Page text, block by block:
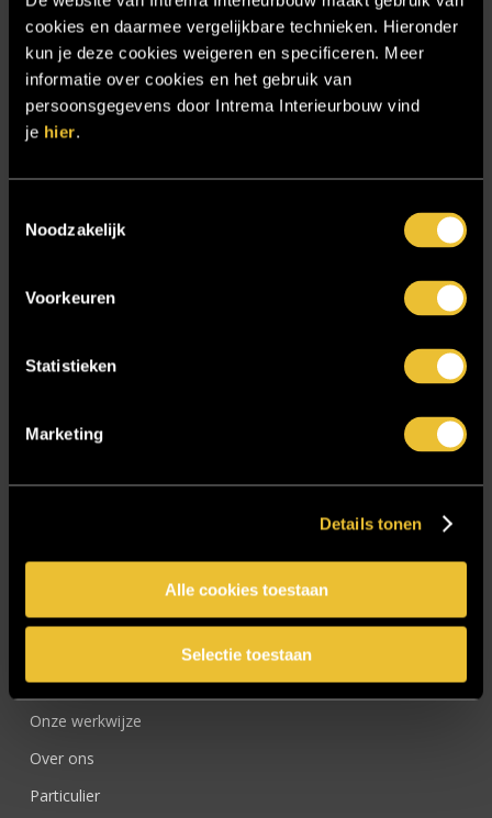
cookies en daarmee vergelijkbare technieken. Hieronder
kun je deze cookies weigeren en specificeren. Meer
informatie over cookies en het gebruik van
persoonsgegevens door Intrema Interieurbouw vind
je hier.
Noodzakelijk
Voorkeuren
Statistieken
Marketing
Details tonen
Alle cookies toestaan
Selectie toestaan
Actronics
Algemene Voorwaarden
Blog & nieuws
Contact
Demcon HQ
Hotel Chique Master Bedroom
Interieurbouw Almelo
Nieuwsbrief
Onze werkwijze
Over ons
Particulier